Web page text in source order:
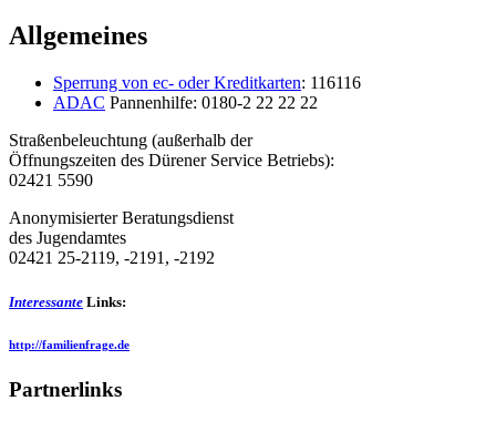
Allgemeines
Sperrung von ec- oder Kreditkarten: 116116
ADAC Pannenhilfe: 0180-2 22 22 22
Straßenbeleuchtung (außerhalb der
Öffnungszeiten des Dürener Service Betriebs):
02421 5590
Anonymisierter Beratungsdienst
des Jugendamtes
02421 25-2119, -2191, -2192
Interessante Links:
http://familienfrage.de
Partnerlinks